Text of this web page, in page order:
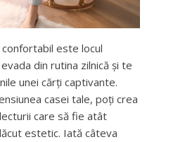
este locul
din rutina zilnică și te
unei cărți captivante.
casei tale, poți crea
care să fie atât
estetic. Iată câteva